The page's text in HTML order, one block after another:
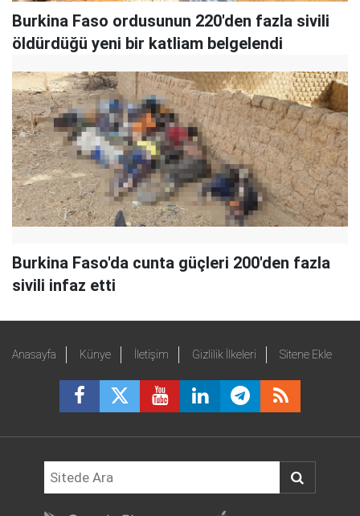
Burkina Faso ordusunun 220'den fazla sivili
öldürdüğü yeni bir katliam belgelendi
Burkina Faso'da cunta güçleri 200'den fazla
sivili infaz etti
Anasayfa Künye İletişim Gizlilik İlkeleri Sitene Ekle